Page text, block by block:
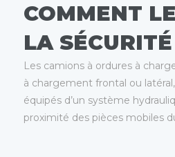
COMMENT
LA SÉCURITÉ
Les camions à ordures à
à chargement frontal ou
équipés d’un système
proximité des pièces mobiles